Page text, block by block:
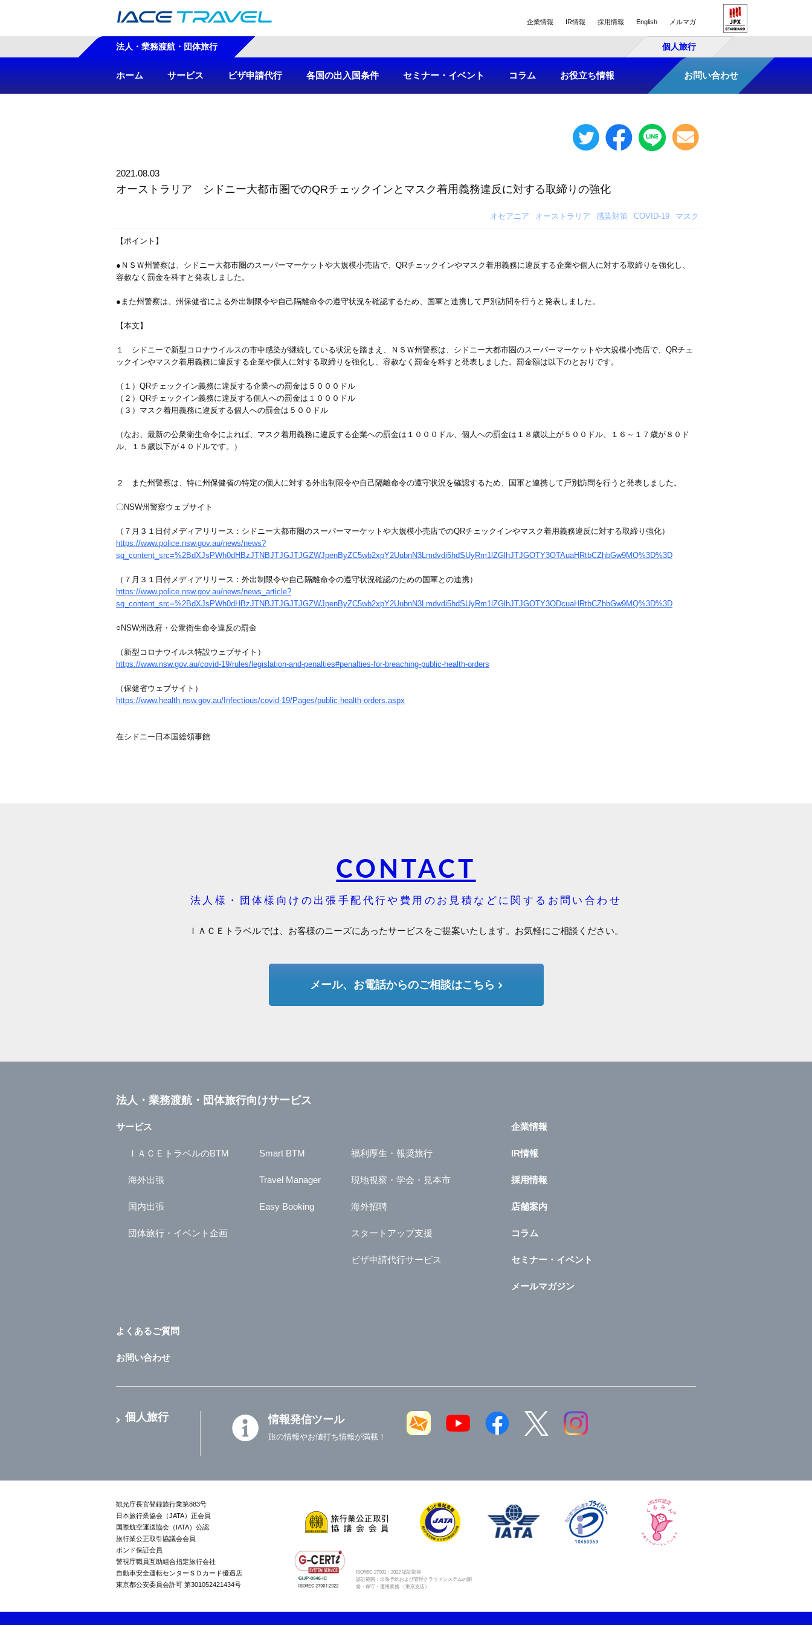
企業情報 IR情報 採用情報 English メルマガ
法人・業務渡航・団体旅行 個人旅行
ホーム サービス ビザ申請代行 各国の出入国条件 セミナー・イベント コラム お役立ち情報 お問い合わせ
2021.08.03
オーストラリア シドニー大都市圏でのQRチェックインとマスク着用義務違反に対する取締りの強化
オセアニア オーストラリア 感染対策 COVID-19 マスク
【ポイント】
●ＮＳＷ州警察は、シドニー大都市圏のスーパーマーケットや大規模小売店で、QRチェックインやマスク着用義務に違反する企業や個人に対する取締りを強化し、
容赦なく罰金を科すと発表しました。
●また州警察は、州保健省による外出制限令や自己隔離命令の遵守状況を確認するため、国軍と連携して戸別訪問を行うと発表しました。
【本文】
１ シドニーで新型コロナウイルスの市中感染が継続している状況を踏まえ、ＮＳＷ州警察は、シドニー大都市圏のスーパーマーケットや大規模小売店で、QRチェ
ックインやマスク着用義務に違反する企業や個人に対する取締りを強化し、容赦なく罰金を科すと発表しました。罰金額は以下のとおりです。
（１）QRチェックイン義務に違反する企業への罰金は５０００ドル
（２）QRチェックイン義務に違反する個人への罰金は１０００ドル
（３）マスク着用義務に違反する個人への罰金は５００ドル
（なお、最新の公衆衛生命令によれば、マスク着用義務に違反する企業への罰金は１０００ドル、個人への罰金は１８歳以上が５００ドル、１６～１７歳が８０ド
ル、１５歳以下が４０ドルです。）
２ また州警察は、特に州保健省の特定の個人に対する外出制限令や自己隔離命令の遵守状況を確認するため、国軍と連携して戸別訪問を行うと発表しました。
〇NSW州警察ウェブサイト
（７月３１日付メディアリリース：シドニー大都市圏のスーパーマーケットや大規模小売店でのQRチェックインやマスク着用義務違反に対する取締り強化）
https://www.police.nsw.gov.au/news/news?
sq_content_src=%2BdXJsPWh0dHBzJTNBJTJGJTJGZWJpenByZC5wb2xpY2UubnN3Lmdvdi5hdSUyRm1lZGlhJTJGOTY3OTAuaHRtbCZhbGw9MQ%3D%3D
（７月３１日付メディアリリース：外出制限令や自己隔離命令の遵守状況確認のための国軍との連携）
https://www.police.nsw.gov.au/news/news_article?
sq_content_src=%2BdXJsPWh0dHBzJTNBJTJGJTJGZWJpenByZC5wb2xpY2UubnN3Lmdvdi5hdSUyRm1lZGlhJTJGOTY3ODcuaHRtbCZhbGw9MQ%3D%3D
○NSW州政府・公衆衛生命令違反の罰金
（新型コロナウイルス特設ウェブサイト）
https://www.nsw.gov.au/covid-19/rules/legislation-and-penalties#penalties-for-breaching-public-health-orders
（保健省ウェブサイト）
https://www.health.nsw.gov.au/Infectious/covid-19/Pages/public-health-orders.aspx
在シドニー日本国総領事館
CONTACT
法人様・団体様向けの出張手配代行や費用のお見積などに関するお問い合わせ
ＩＡＣＥトラベルでは、お客様のニーズにあったサービスをご提案いたします。お気軽にご相談ください。
メール、お電話からのご相談はこちら
法人・業務渡航・団体旅行向けサービス
サービス
ＩＡＣＥトラベルのBTM
海外出張
国内出張
団体旅行・イベント企画
Smart BTM
Travel Manager
Easy Booking
福利厚生・報奨旅行
現地視察・学会・見本市
海外招聘
スタートアップ支援
ビザ申請代行サービス
企業情報
IR情報
採用情報
店舗案内
コラム
セミナー・イベント
メールマガジン
よくあるご質問
お問い合わせ
個人旅行 情報発信ツール
旅の情報やお値打ち情報が満載！
観光庁長官登録旅行業第883号
日本旅行業協会（JATA）正会員
国際航空運送協会（IATA）公認
旅行業公正取引協議会会員
ボンド保証会員
警視庁職員互助組合指定旅行会社
自動車安全運転センターＳＤカード優遇店
東京都公安委員会許可 第301052421434号
ISO/IEC 27001：2022 認証取得
認証範囲：出張予約および管理クラウドシステムの開
発・保守・運用業務 （東京支店）